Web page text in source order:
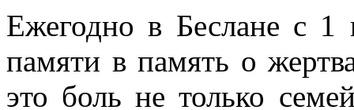
Ежегодно в Беслане с 1
памяти в память о
это боль не только